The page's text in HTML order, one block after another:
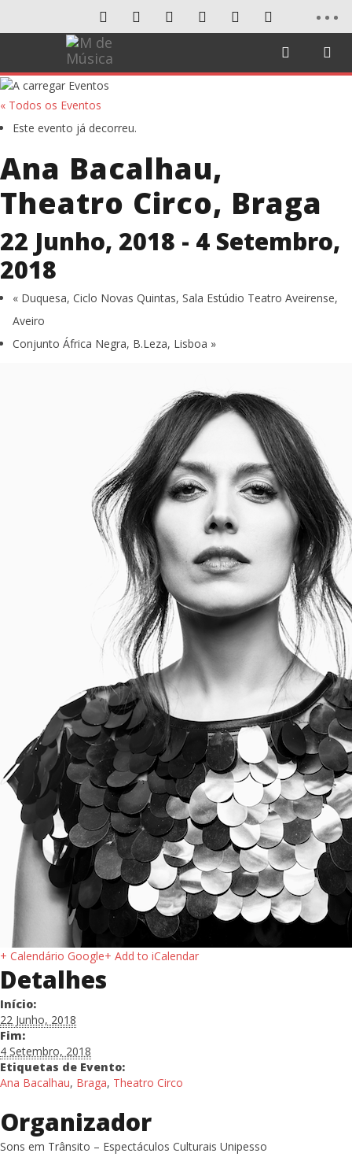
« Todos os Eventos
Este evento já decorreu.
Ana Bacalhau,
Theatro Circo, Braga
22 Junho, 2018 - 4 Setembro,
2018
« Duquesa, Ciclo Novas Quintas, Sala Estúdio Teatro Aveirense,
Aveiro
Conjunto África Negra, B.Leza, Lisboa »
+ Calendário Google+ Add to iCalendar
Detalhes
Início:
22 Junho, 2018
Fim:
4 Setembro, 2018
Etiquetas de Evento:
Ana Bacalhau, Braga, Theatro Circo
Organizador
Sons em Trânsito – Espectáculos Culturais Unipesso